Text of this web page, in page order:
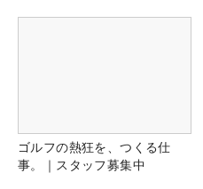
ゴルフの熱狂を、つくる仕
事。｜スタッフ募集中